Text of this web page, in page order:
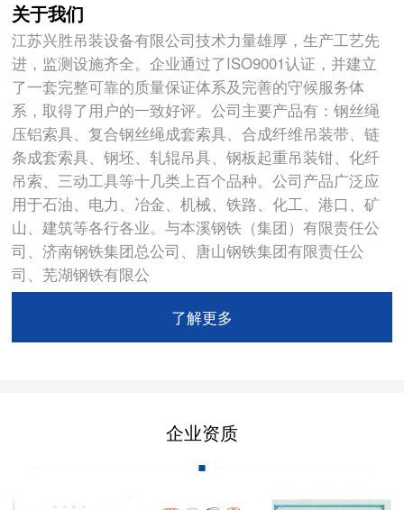
关于我们
江苏兴胜吊装设备有限公司技术力量雄厚，生产工艺先
进，监测设施齐全。企业通过了ISO9001认证，并建立
了一套完整可靠的质量保证体系及完善的守候服务体
系，取得了用户的一致好评。公司主要产品有：钢丝绳
压铝索具、复合钢丝绳成套索具、合成纤维吊装带、链
条成套索具、钢坯、轧辊吊具、钢板起重吊装钳、化纤
吊索、三动工具等十几类上百个品种。公司产品广泛应
用于石油、电力、冶金、机械、铁路、化工、港口、矿
山、建筑等各行各业。与本溪钢铁（集团）有限责任公
司、济南钢铁集团总公司、唐山钢铁集团有限责任公
司、芜湖钢铁有限公
了解更多
企业资质